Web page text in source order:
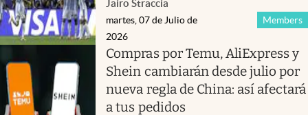
Jairo Straccia
Members
martes, 07 de Julio de
2026
Compras por Temu, AliExpress y
Shein cambiarán desde julio por
nueva regla de China: así afectará
a tus pedidos